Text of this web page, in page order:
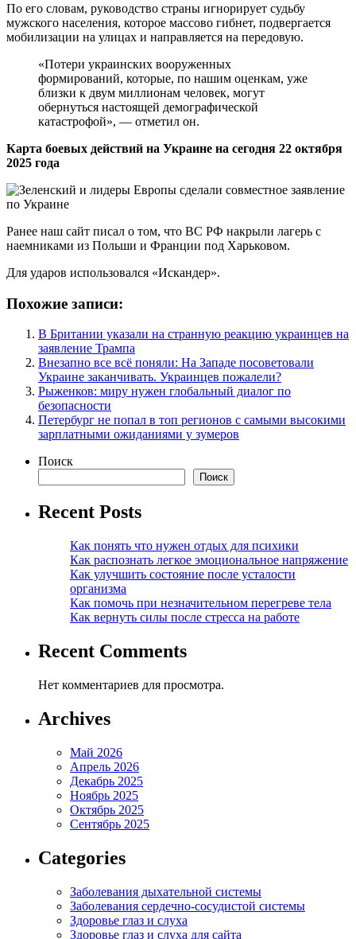
По его словам, руководство страны игнорирует судьбу
мужского населения, которое массово гибнет, подвергается
мобилизации на улицах и направляется на передовую.
«Потери украинских вооруженных
формирований, которые, по нашим оценкам, уже
близки к двум миллионам человек, могут
обернуться настоящей демографической
катастрофой», — отметил он.
Карта боевых действий на Украине на сегодня 22 октября
2025 года
Ранее наш сайт писал о том, что ВС РФ накрыли лагерь с
наемниками из Польши и Франции под Харьковом.
Для ударов использовался «Искандер».
Похожие записи:
В Британии указали на странную реакцию украинцев на
заявление Трампа
Внезапно все всё поняли: На Западе посоветовали
Украине заканчивать. Украинцев пожалели?
Рыженков: миру нужен глобальный диалог по
безопасности
Петербург не попал в топ регионов с самыми высокими
зарплатными ожиданиями у зумеров
Поиск
Поиск
Recent Posts
Как понять что нужен отдых для психики
Как распознать легкое эмоциональное напряжение
Как улучшить состояние после усталости
организма
Как помочь при незначительном перегреве тела
Как вернуть силы после стресса на работе
Recent Comments
Нет комментариев для просмотра.
Archives
Май 2026
Апрель 2026
Декабрь 2025
Ноябрь 2025
Октябрь 2025
Сентябрь 2025
Categories
Заболевания дыхательной системы
Заболевания сердечно-сосудистой системы
Здоровье глаз и слуха
Здоровье глаз и слуха для сайта